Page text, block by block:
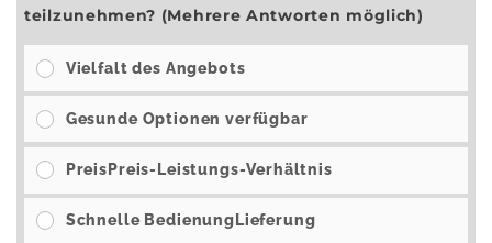
teilzunehmen? (Mehrere Antworten möglich)
Vielfalt des Angebots
Gesunde Optionen verfügbar
PreisPreis-Leistungs-Verhältnis
Schnelle BedienungLieferung